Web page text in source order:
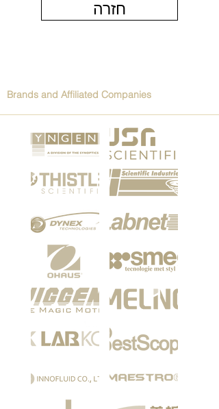
חזרה
Brands and Affiliated Companies